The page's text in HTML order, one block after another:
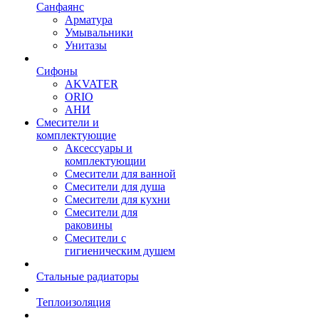
Санфаянс
Арматура
Умывальники
Унитазы
Сифоны
AKVATER
ORIO
АНИ
Смесители и
комплектующие
Аксессуары и
комплектующии
Смесители для ванной
Смесители для душа
Смесители для кухни
Смесители для
раковины
Смесители с
гигиеническим душем
Стальные радиаторы
Теплоизоляция